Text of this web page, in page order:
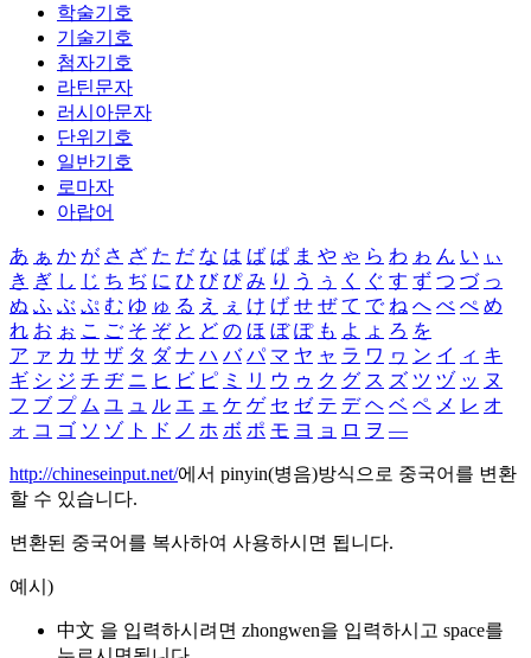
학술기호
기술기호
첨자기호
라틴문자
러시아문자
단위기호
일반기호
로마자
아랍어
あ ぁ か が さ ざ た だ な は ば ぱ ま や ゃ ら わ ゎ ん い ぃ
き ぎ し じ ち ぢ に ひ び ぴ み り う ぅ く ぐ す ず つ づ っ
ぬ ふ ぶ ぷ む ゆ ゅ る え ぇ け げ せ ぜ て で ね へ べ ぺ め
れ お ぉ こ ご そ ぞ と ど の ほ ぼ ぽ も よ ょ ろ を
ア ァ カ サ ザ タ ダ ナ ハ バ パ マ ヤ ャ ラ ワ ヮ ン イ ィ キ
ギ シ ジ チ ヂ ニ ヒ ビ ピ ミ リ ウ ゥ ク グ ス ズ ツ ヅ ッ ヌ
フ ブ プ ム ユ ュ ル エ ェ ケ ゲ セ ゼ テ デ ヘ ベ ペ メ レ オ
ォ コ ゴ ソ ゾ ト ド ノ ホ ボ ポ モ ヨ ョ ロ ヲ ―
http://chineseinput.net/에서 pinyin(병음)방식으로 중국어를 변환
할 수 있습니다.
변환된 중국어를 복사하여 사용하시면 됩니다.
예시)
中文 을 입력하시려면 zhongwen을 입력하시고 space를